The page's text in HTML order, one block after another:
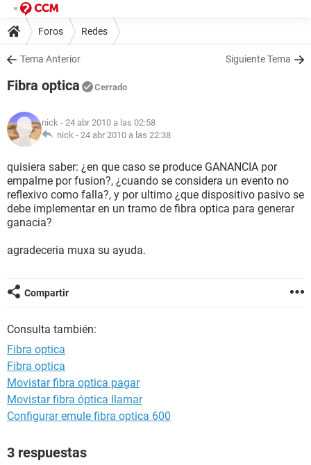
Foros Redes
Tema Anterior Siguiente Tema
Fibra optica Cerrado
nick - 24 abr 2010 a las 02:58
nick - 24 abr 2010 a las 22:38
quisiera saber: ¿en que caso se produce GANANCIA por
empalme por fusion?, ¿cuando se considera un evento no
reflexivo como falla?, y por ultimo ¿que dispositivo pasivo se
debe implementar en un tramo de fibra optica para generar
ganacia?
agradeceria muxa su ayuda.
Compartir
Consulta también:
Fibra optica
Fibra optica
Movistar fibra optica pagar
Movistar fibra óptica llamar
Configurar emule fibra optica 600
3 respuestas